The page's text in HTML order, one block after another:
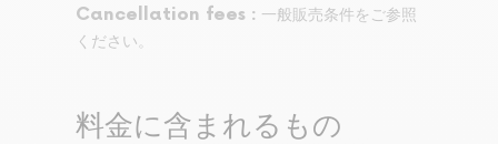
Cancellation fees : 一般販売条件をご参照
ください。
料金に含まれるもの